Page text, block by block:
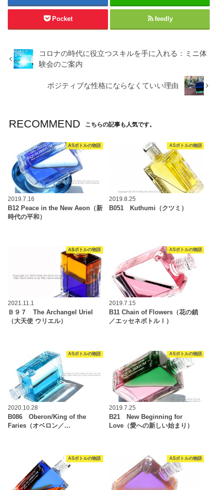
Pocket feedly
コロナの時代に役立つスキルを手に入れる：ミニ体
験会のご案内
ポジティブな性格にならなくていい理由
RECOMMEND こちらの記事も人気です。
ASボトルの物語
2019.7.16
B12 Peace in the New Aeon（新
時代の平和）
ASボトルの物語
2019.8.25
B051 Kuthumi（クツミ）
ASボトルの物語
2021.11.1
Ｂ９７ The Archangel Uriel
（大天使 ウリエル）
ASボトルの物語
2019.7.15
B11 Chain of Flowers（花の鎖
／エッセネボトルⅠ）
ASボトルの物語
2020.10.28
B086 Oberon/King of the
Faries（オベロン／…
ASボトルの物語
2019.7.25
B21 New Beginning for
Love（愛への新しい始まり）
ASボトルの物語 ASボトルの物語